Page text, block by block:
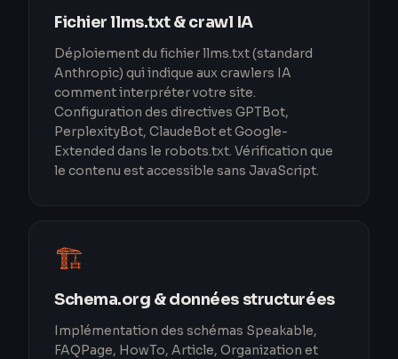
Fichier llms.txt & crawl IA
Déploiement du fichier llms.txt (standard
Anthropic) qui indique aux crawlers IA
comment interpréter votre site.
Configuration des directives GPTBot,
PerplexityBot, ClaudeBot et Google-
Extended dans le robots.txt. Vérification que
le contenu est accessible sans JavaScript.
🏗️
Schema.org & données structurées
Implémentation des schémas Speakable,
FAQPage, HowTo, Article, Organization et